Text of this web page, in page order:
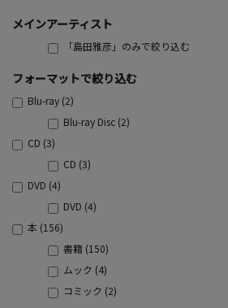
メインアーティスト
「島田雅彦」のみで絞り込む
フォーマットで絞り込む
Blu-ray (2)
Blu-ray Disc (2)
CD (3)
CD (3)
DVD (4)
DVD (4)
本 (156)
書籍 (150)
ムック (4)
コミック (2)